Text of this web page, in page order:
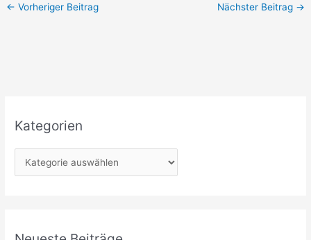
← Vorheriger Beitrag Nächster Beitrag →
Kategorien
a
g